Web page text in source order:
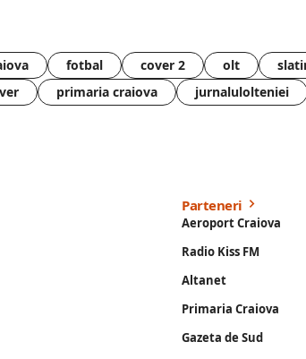
fotbal cover 2 olt
primaria craiova jurnalulolteniei
Parteneri
Aeroport Craiova
Radio Kiss FM
Altanet
Primaria Craiova
Gazeta de Sud